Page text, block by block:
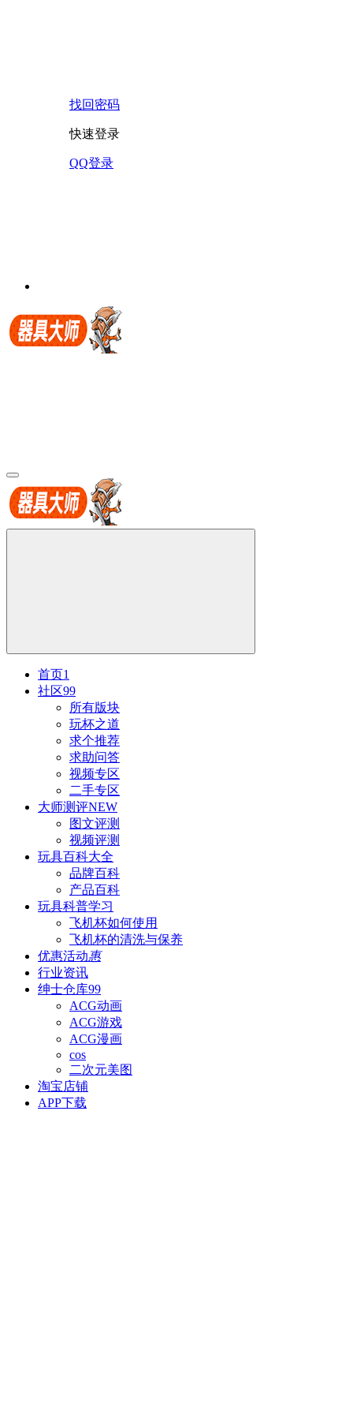
找回密码
快速登录
QQ登录
首页1
社区99
所有版块
玩杯之道
求个推荐
求助问答
视频专区
二手专区
大师测评NEW
图文评测
视频评测
玩具百科大全
品牌百科
产品百科
玩具科普学习
飞机杯如何使用
飞机杯的清洗与保养
优惠活动惠
行业资讯
绅士仓库99
ACG动画
ACG游戏
ACG漫画
cos
二次元美图
淘宝店铺
APP下载